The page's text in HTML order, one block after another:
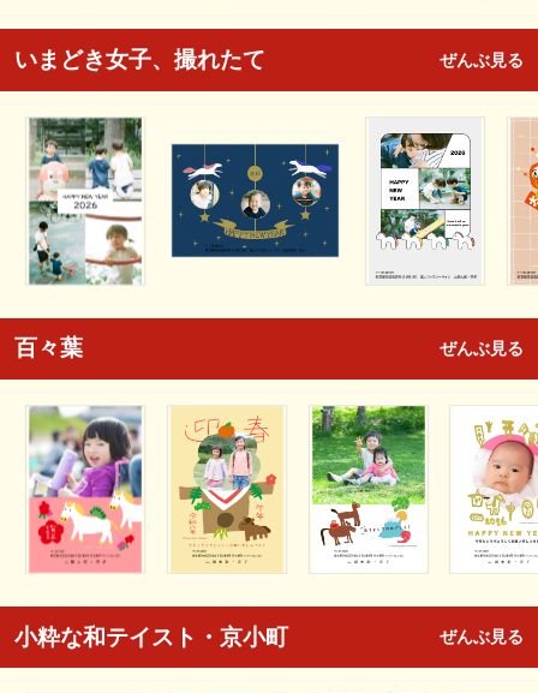
いまどき女子、撮れたて ぜんぶ見る
百々葉 ぜんぶ見る
小粋な和テイスト・京小町 ぜんぶ見る